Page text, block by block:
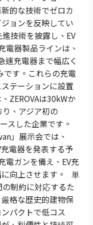
的な技術でゼロカ
ョンを反映してい
技術を披露し、EV
電器製品ラインは、
速充電器まで幅広く
です。これらの充電
テーションに設置
ZEROVAは30kWか
、アジア初の
スした企業です。
」展示会では、
電器を発表する予
電ガンを備え、EV充
に向上させます。 単
制約に対応するた
格な歴史的建物保
パクトで低コス